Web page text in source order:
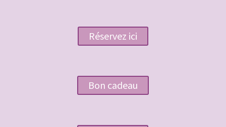
Réservez ici
Bon cadeau